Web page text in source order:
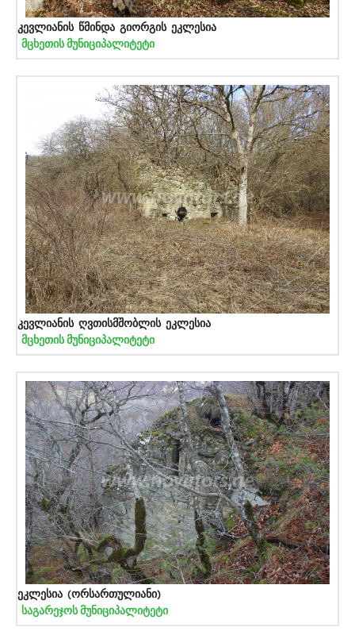
კევლიანის წმინდა გიორგის ეკლესია
მცხეთის მუნიციპალიტეტი
კევლიანის ღვთისმშობლის ეკლესია
მცხეთის მუნიციპალიტეტი
ეკლესია (ორსართულიანი)
საგარეჯოს მუნიციპალიტეტი